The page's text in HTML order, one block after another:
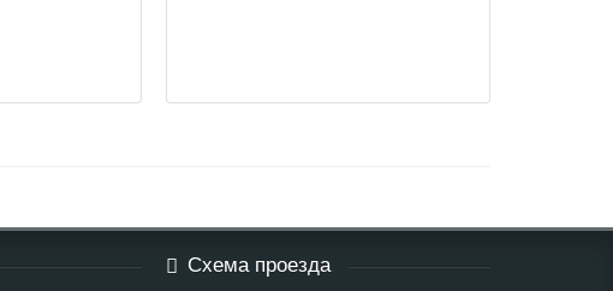
Схема проезда